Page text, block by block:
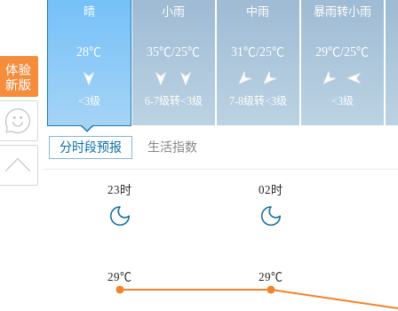
晴
28℃
<3级
小雨
35℃/25℃
6-7级转<3级
中雨
31℃/25℃
7-8级转<3级
暴雨转小雨
29℃/25℃
<3级
分时段预报 生活指数
23时 02时
29℃ 29℃